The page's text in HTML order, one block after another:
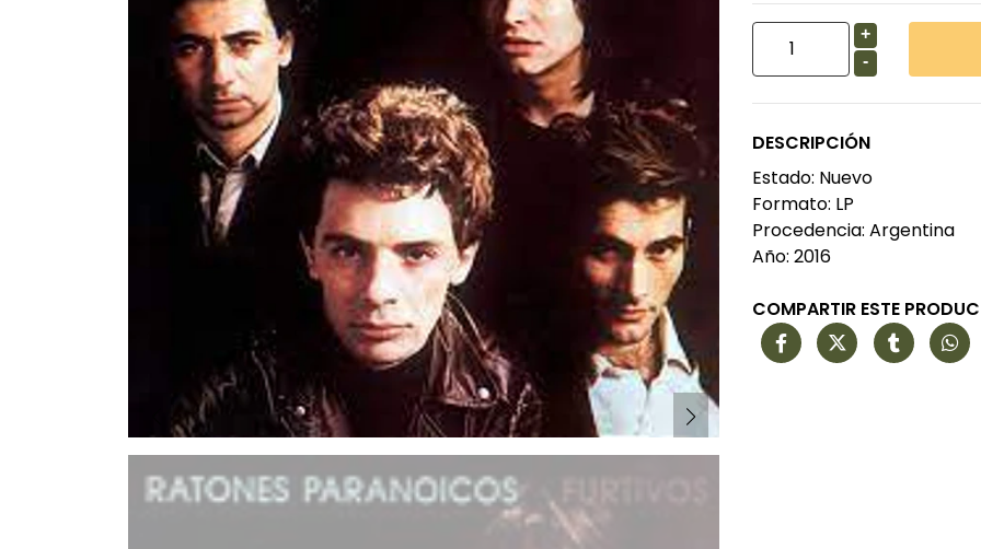
+
-
DESCRIPCIÓN
Estado: Nuevo
Formato: LP
Procedencia: Argentina
Año: 2016
COMPARTIR ESTE